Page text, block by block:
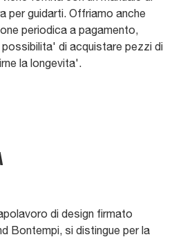
per guidarti. Offriamo anche
periodica a pagamento,
possibilita' di acquistare pezzi di
la longevita'.
di design firmato
Bontempi, si distingue per la